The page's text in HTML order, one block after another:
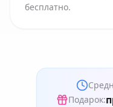
бесплатно.
Подарок: